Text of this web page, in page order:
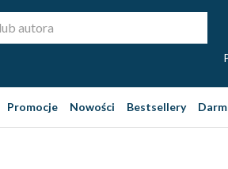
Promocje Nowości Bestsellery